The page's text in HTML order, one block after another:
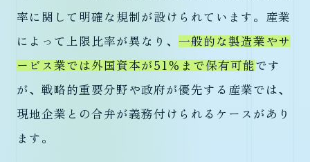
率に関して明確な規制が設けられています。産業
によって上限比率が異なり、 一般的な製造業やサ
ービス業では外国資本が51％まで保有可能です
が、戦略的重要分野や政府が優先する産業では、
現地企業との合弁が義務付けられるケースがあり
ます。